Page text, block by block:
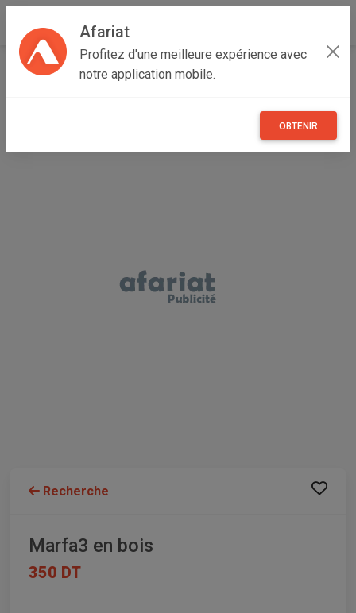
Afariat
Profitez d'une meilleure expérience avec
notre application mobile.
OBTENIR
Accueil Maisons et enfants Grand Tunis
Recherche
Marfa3 en bois
350 DT